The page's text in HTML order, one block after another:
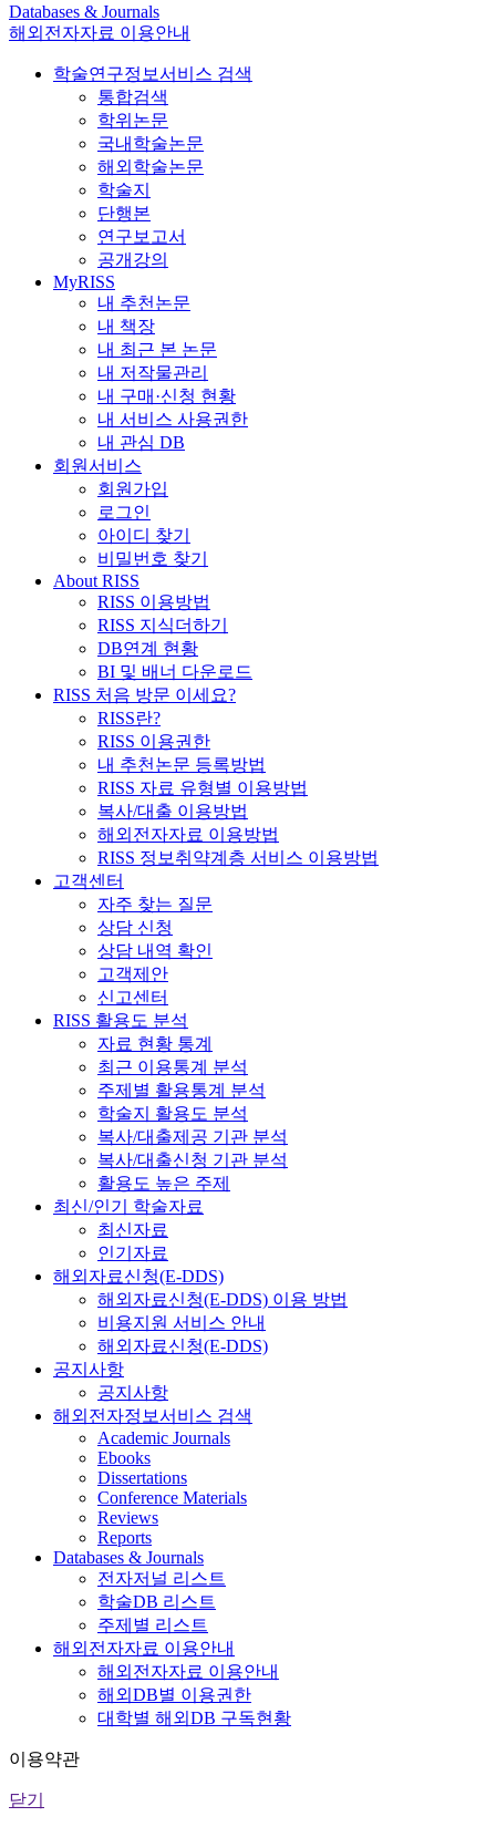
Databases & Journals
해외전자자료 이용안내
학술연구정보서비스 검색
통합검색
학위논문
국내학술논문
해외학술논문
학술지
단행본
연구보고서
공개강의
MyRISS
내 추천논문
내 책장
내 최근 본 논문
내 저작물관리
내 구매·신청 현황
내 서비스 사용권한
내 관심 DB
회원서비스
회원가입
로그인
아이디 찾기
비밀번호 찾기
About RISS
RISS 이용방법
RISS 지식더하기
DB연계 현황
BI 및 배너 다운로드
RISS 처음 방문 이세요?
RISS란?
RISS 이용권한
내 추천논문 등록방법
RISS 자료 유형별 이용방법
복사/대출 이용방법
해외전자자료 이용방법
RISS 정보취약계층 서비스 이용방법
고객센터
자주 찾는 질문
상담 신청
상담 내역 확인
고객제안
신고센터
RISS 활용도 분석
자료 현황 통계
최근 이용통계 분석
주제별 활용통계 분석
학술지 활용도 분석
복사/대출제공 기관 분석
복사/대출신청 기관 분석
활용도 높은 주제
최신/인기 학술자료
최신자료
인기자료
해외자료신청(E-DDS)
해외자료신청(E-DDS) 이용 방법
비용지원 서비스 안내
해외자료신청(E-DDS)
공지사항
공지사항
해외전자정보서비스 검색
Academic Journals
Ebooks
Dissertations
Conference Materials
Reviews
Reports
Databases & Journals
전자저널 리스트
학술DB 리스트
주제별 리스트
해외전자자료 이용안내
해외전자자료 이용안내
해외DB별 이용권한
대학별 해외DB 구독현황
이용약관
닫기